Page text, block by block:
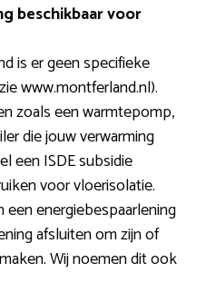
beschikbaar voor
is er geen specifieke
www.montferland.nl).
zoals een warmtepomp,
die jouw verwarming
een ISDE subsidie
voor vloerisolatie.
energiebespaarlening
afsluiten om zijn of
Wij noemen dit ook